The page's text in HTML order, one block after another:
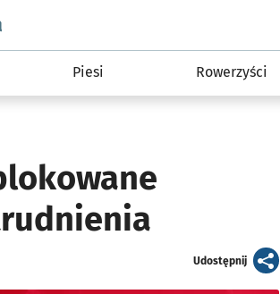
Komunikacja
Piesi Rowerzyści
Udostępnijartykuł